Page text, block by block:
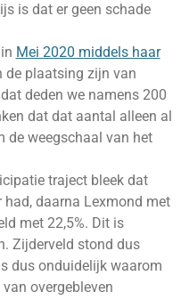
is dat er geen schade
Mei 2020 middels haar
de plaatsing zijn van
deden we namens 200
dat dat aantal alleen al
de weegschaal van het
traject bleek dat
had, daarna Lexmond met
met 22,5%. Dit is
Zijderveld stond dus
dus onduidelijk waarom
overgebleven